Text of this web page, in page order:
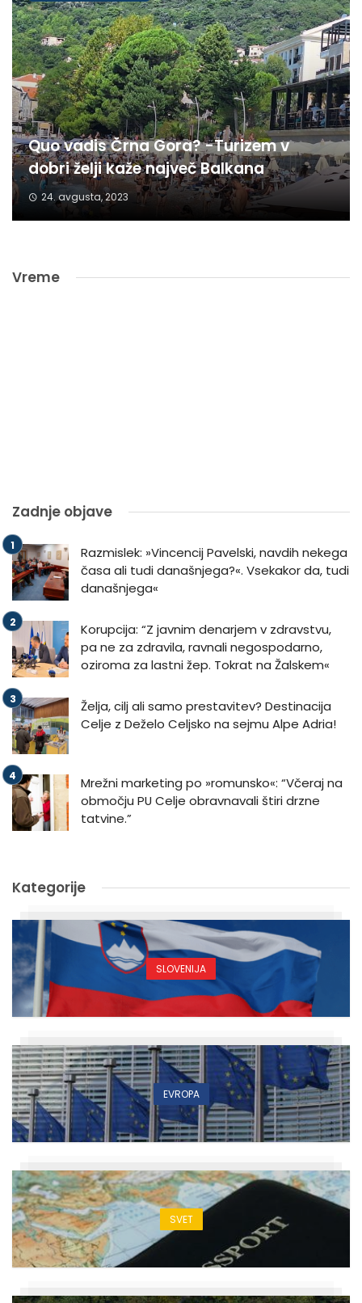
Quo vadis Črna Gora? -Turizem v
dobri želji kaže največ Balkana
24. avgusta, 2023
Vreme
Zadnje objave
Razmislek: »Vincencij Pavelski, navdih nekega
časa ali tudi današnjega?«. Vsekakor da, tudi
današnjega«
Korupcija: “Z javnim denarjem v zdravstvu,
pa ne za zdravila, ravnali negospodarno,
oziroma za lastni žep. Tokrat na Žalskem«
Želja, cilj ali samo prestavitev? Destinacija
Celje z Deželo Celjsko na sejmu Alpe Adria!
Mrežni marketing po »romunsko«: “Včeraj na
območju PU Celje obravnavali štiri drzne
tatvine.”
Kategorije
SLOVENIJA
EVROPA
SVET